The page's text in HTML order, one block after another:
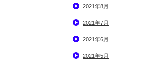
2021年8月
2021年7月
2021年6月
2021年5月